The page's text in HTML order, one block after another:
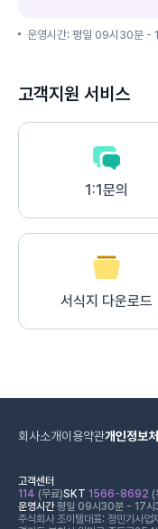
운영시간: 평일 09시30분 -
고객지원 서비스
1:1문의
서식지 다운로드
회사소개이용약관개인정보
고객센터
114 (무료)SKT 1566-8692 (
운영시간평일 09시30분 - 17시
주식회사 조이텔대표: 정민기 사